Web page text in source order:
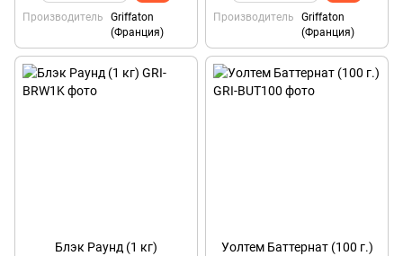
Производитель
Griffaton
(Франция)
Производитель
Griffaton
(Франция)
Блэк Раунд (1 кг) Уолтем Баттернат (100 г.)